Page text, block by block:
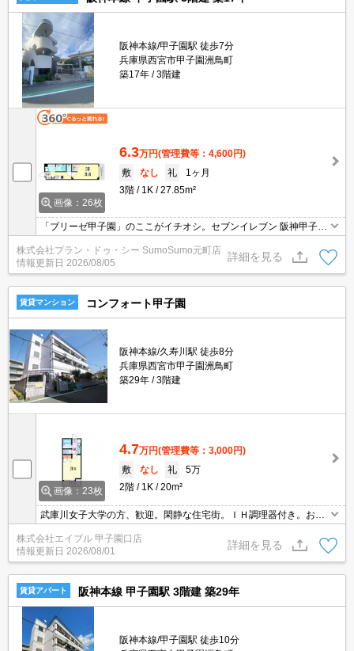
阪神本線/甲子園駅 徒歩7分
兵庫県西宮市甲子園洲鳥町
築17年
3階建
画像：26枚
6.3万円(管理費等：4,600円)
敷
なし 礼
1ヶ月
3階
1K 27.85m²
「ブリーゼ甲子園」のここがイチオシ。セブンイレブン 阪神甲子園
株式会社プラン・ドゥ・シー SumoSumo元町店
情報更新日 2026/08/05
詳細を見る
賃貸マンション コンフォート甲子園
阪神本線/久寿川駅 徒歩8分
兵庫県西宮市甲子園洲鳥町
築29年
3階建
画像：23枚
4.7万円(管理費等：3,000円)
敷
なし 礼
5万
2階
1K 20m²
武庫川女子大学の方、歓迎。閑静な住宅街。ＩＨ調理器付き。お料
株式会社エイブル 甲子園口店
情報更新日 2026/08/01
詳細を見る
賃貸アパート 阪神本線 甲子園駅 3階建 築29年
阪神本線/甲子園駅 徒歩10分